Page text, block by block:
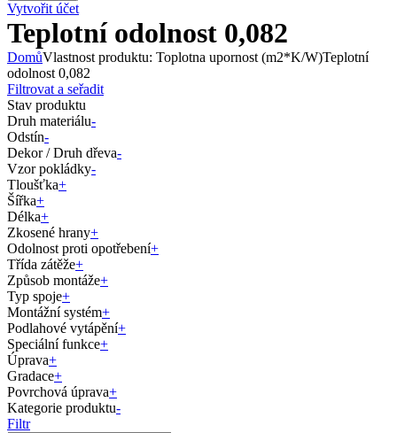
Vytvořit účet
Teplotní odolnost 0,082
DomůVlastnost produktu: Toplotna upornost (m2*K/W)Teplotní
odolnost 0,082
Filtrovat a seřadit
Stav produktu
Druh materiálu-
Odstín-
Dekor / Druh dřeva-
Vzor pokládky-
Tloušťka+
Šířka+
Délka+
Zkosené hrany+
Odolnost proti opotřebení+
Třída zátěže+
Způsob montáže+
Typ spoje+
Montážní systém+
Podlahové vytápění+
Speciální funkce+
Úprava+
Gradace+
Povrchová úprava+
Kategorie produktu-
Filtr